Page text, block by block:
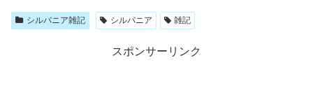
シルバニア雑記 シルバニア 雑記
スポンサーリンク